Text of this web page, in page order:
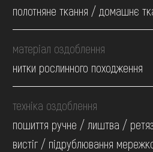
полотняне ткання / домашнє
матеріал оздоблення
нитки рослинного походження
техніка оздоблення
пошиття ручне / лиштва /
вистіг / підрублювання